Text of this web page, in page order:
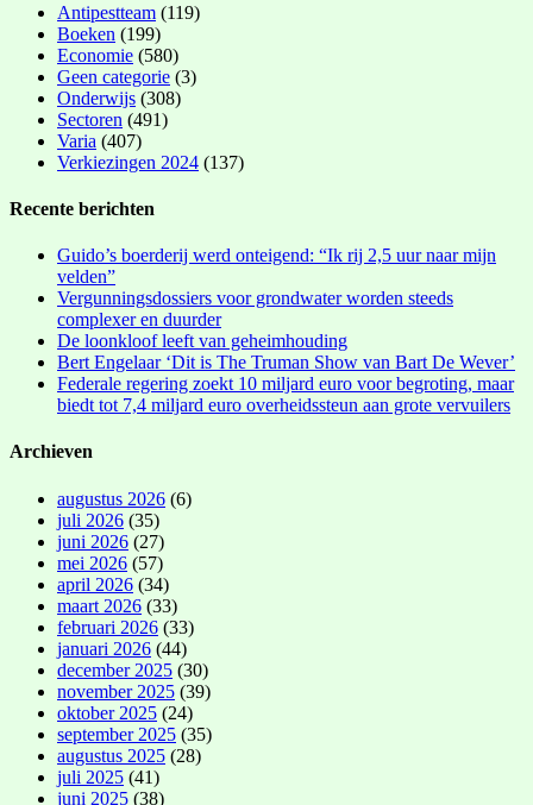
Antipestteam (119)
Boeken (199)
Economie (580)
Geen categorie (3)
Onderwijs (308)
Sectoren (491)
Varia (407)
Verkiezingen 2024 (137)
Recente berichten
Guido’s boerderij werd onteigend: “Ik rij 2,5 uur naar mijn
velden”
Vergunningsdossiers voor grondwater worden steeds
complexer en duurder
De loonkloof leeft van geheimhouding
Bert Engelaar ‘Dit is The Truman Show van Bart De Wever’
Federale regering zoekt 10 miljard euro voor begroting, maar
biedt tot 7,4 miljard euro overheidssteun aan grote vervuilers
Archieven
augustus 2026 (6)
juli 2026 (35)
juni 2026 (27)
mei 2026 (57)
april 2026 (34)
maart 2026 (33)
februari 2026 (33)
januari 2026 (44)
december 2025 (30)
november 2025 (39)
oktober 2025 (24)
september 2025 (35)
augustus 2025 (28)
juli 2025 (41)
juni 2025 (38)